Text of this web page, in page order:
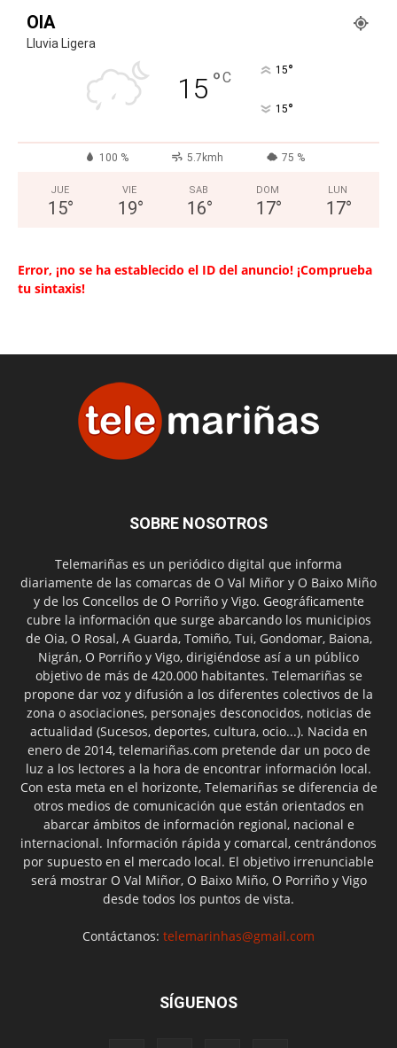
OIA
Lluvia Ligera
15 °C 15°
15°
100 % 5.7kmh 75 %
JUE
15°
VIE
19°
SAB
16°
DOM
17°
LUN
17°
Error, ¡no se ha establecido el ID del anuncio! ¡Comprueba
tu sintaxis!
SOBRE NOSOTROS
Telemariñas es un periódico digital que informa
diariamente de las comarcas de O Val Miñor y O Baixo Miño
y de los Concellos de O Porriño y Vigo. Geográficamente
cubre la información que surge abarcando los municipios
de Oia, O Rosal, A Guarda, Tomiño, Tui, Gondomar, Baiona,
Nigrán, O Porriño y Vigo, dirigiéndose así a un público
objetivo de más de 420.000 habitantes. Telemariñas se
propone dar voz y difusión a los diferentes colectivos de la
zona o asociaciones, personajes desconocidos, noticias de
actualidad (Sucesos, deportes, cultura, ocio...). Nacida en
enero de 2014, telemariñas.com pretende dar un poco de
luz a los lectores a la hora de encontrar información local.
Con esta meta en el horizonte, Telemariñas se diferencia de
otros medios de comunicación que están orientados en
abarcar ámbitos de información regional, nacional e
internacional. Información rápida y comarcal, centrándonos
por supuesto en el mercado local. El objetivo irrenunciable
será mostrar O Val Miñor, O Baixo Miño, O Porriño y Vigo
desde todos los puntos de vista.
Contáctanos: telemarinhas@gmail.com
SÍGUENOS